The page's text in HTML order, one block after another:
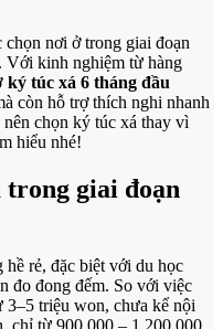
nơi ở trong giai đoạn
Với kinh nghiệm từ hàng
ký túc xá 6 tháng đầu
còn hỗ trợ thích nghi nhanh
chọn ký túc xá thay vì
hiểu nhé!
giai đoạn
rẻ, đặc biệt với du học
đo đong đếm. So với việc
3–5 triệu won, chưa kể nội
chỉ từ 900.000 – 1.200.000